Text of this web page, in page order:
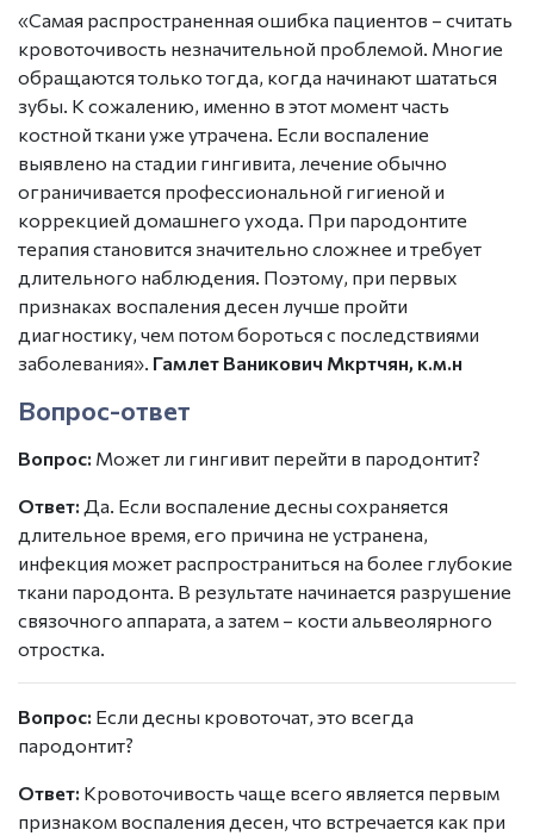
«Самая распространенная ошибка пациентов – считать
кровоточивость незначительной проблемой. Многие
обращаются только тогда, когда начинают шататься
зубы. К сожалению, именно в этот момент часть
костной ткани уже утрачена. Если воспаление
выявлено на стадии гингивита, лечение обычно
ограничивается профессиональной гигиеной и
коррекцией домашнего ухода. При пародонтите
терапия становится значительно сложнее и требует
длительного наблюдения. Поэтому, при первых
признаках воспаления десен лучше пройти
диагностику, чем потом бороться с последствиями
заболевания». Гамлет Ваникович Мкртчян, к.м.н
Вопрос-ответ
Вопрос: Может ли гингивит перейти в пародонтит?
Ответ: Да. Если воспаление десны сохраняется
длительное время, его причина не устранена,
инфекция может распространиться на более глубокие
ткани пародонта. В результате начинается разрушение
связочного аппарата, а затем – кости альвеолярного
отростка.
Вопрос: Если десны кровоточат, это всегда
пародонтит?
Ответ: Кровоточивость чаще всего является первым
признаком воспаления десен, что встречается как при